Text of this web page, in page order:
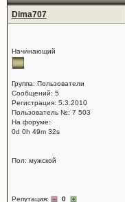
Dima707
Начинающий
Группа: Пользователи
Сообщений: 5
Регистрация: 5.3.2010
Пользователь №: 7 503
На форуме:
0d 0h 49m 32s
Пол: мужской
Репутация: 0